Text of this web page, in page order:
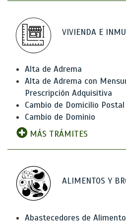
VIVIENDA E
Alta de Adrema
Alta de Adrema con
Prescripción Adquisitiva
Cambio de Domicilio Postal
Cambio de Dominio
MÁS TRÁMITES
ALIMENTOS Y
Abastecedores de